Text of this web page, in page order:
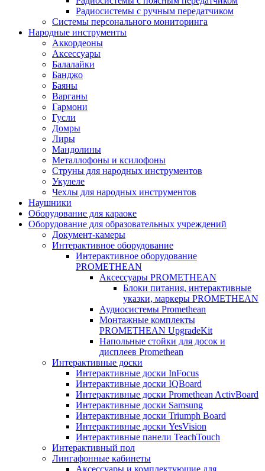
Радиосистемы с ручным передатчиком
Системы персонального мониторинга
Народные инструменты
Аккордеоны
Аксессуары
Балалайки
Банджо
Баяны
Варганы
Гармони
Гусли
Домры
Лиры
Мандолины
Металлофоны и ксилофоны
Струны для народных инструментов
Укулеле
Чехлы для народных инструментов
Наушники
Оборудование для караоке
Оборудование для образовательных учреждений
Документ-камеры
Интерактивное оборудование
Интерактивное оборудование
PROMETHEAN
Аксессуары PROMETHEAN
Блоки питания, интерактивные
указки, маркеры PROMETHEAN
Аудиосистемы Promethean
Монтажные комплекты
PROMETHEAN UpgradeKit
Напольные стойки для досок и
дисплеев Promethean
Интерактивные доски
Интерактивные доски InFocus
Интерактивные доски IQBoard
Интерактивные доски Promethean ActivBoard
Интерактивные доски Samsung
Интерактивные доски Triumph Board
Интерактивные доски YesVision
Интерактивные панели TeachTouch
Интерактивный пол
Лингафонные кабинеты
Аксессуары и комплектующие для